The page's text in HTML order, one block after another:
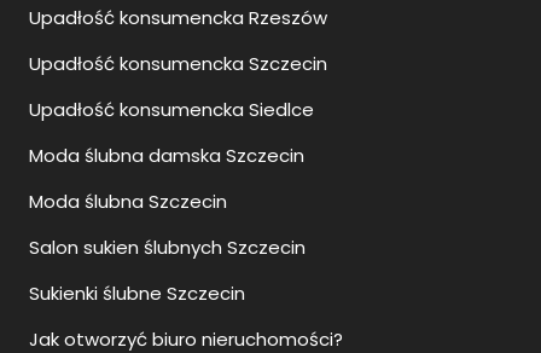
Upadłość konsumencka Rzeszów
Upadłość konsumencka Szczecin
Upadłość konsumencka Siedlce
Moda ślubna damska Szczecin
Moda ślubna Szczecin
Salon sukien ślubnych Szczecin
Sukienki ślubne Szczecin
Jak otworzyć biuro nieruchomości?